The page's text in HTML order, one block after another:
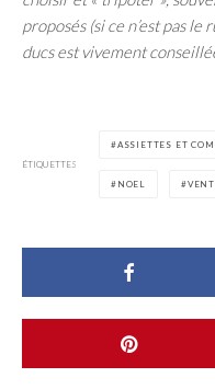
proposés (si ce n’est pas
ducs est vivement
ÉTIQUETTES
ASSIETTES ET
NOEL